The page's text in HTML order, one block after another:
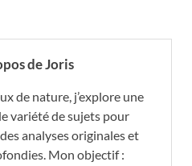
de Joris
de nature, j’explore une
variété de sujets pour
analyses originales et
Mon objectif :